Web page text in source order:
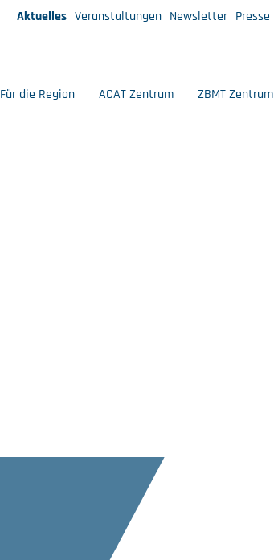
Aktuelles Veranstaltungen Newsletter Presse
Für die Region ACAT Zentrum ZBMT Zentrum